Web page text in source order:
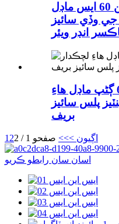
ايڪو گارمينٽس نيگيٽو آئن 60 ايس ماڊل
وڏي سائيز
انڊر ويئر
ايڪو گارمينٽس 60 ڳڻپ ماڊل هاءِ
پلس سائيز
بريف
12 اڳيون >>> صفحو 1 / 2
اسان سان رابطو ڪريو